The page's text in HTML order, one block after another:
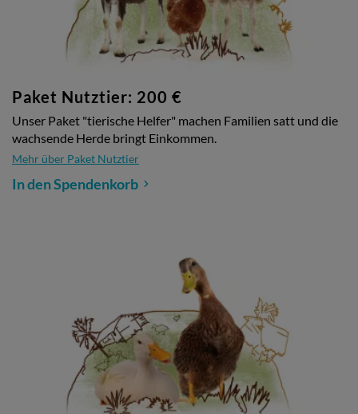
Paket Nutztier: 200 €
Unser Paket "tierische Helfer" machen Familien satt und die
wachsende Herde bringt Einkommen.
Mehr über Paket Nutztier
In den Spendenkorb